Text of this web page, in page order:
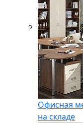
Офисная
на складе